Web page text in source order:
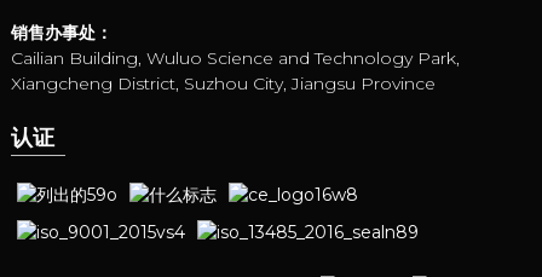
销售办事处：
Cailian Building, Wuluo Science and Technology Park,
Xiangcheng District, Suzhou City, Jiangsu Province
认证